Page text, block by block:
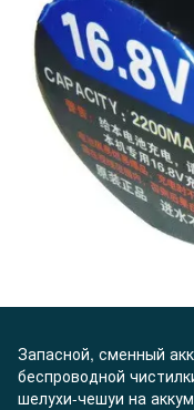
Запасной, сменный
беспроводной
шелухи-чешуи на